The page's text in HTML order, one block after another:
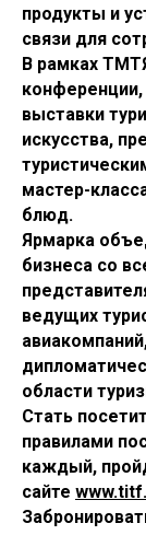
продукты и
связи для
В рамках
конференции,
выставки
искусства,
мастер-
блюд.
Ярмарка
бизнеса со
ведущих
области
Стать
правилами
каждый,
сайте